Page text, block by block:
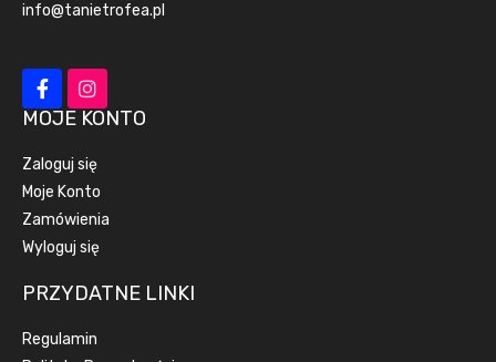
info@tanietrofea.pl
MOJE KONTO
Zaloguj się
Moje Konto
Zamówienia
Wyloguj się
PRZYDATNE LINKI
Regulamin